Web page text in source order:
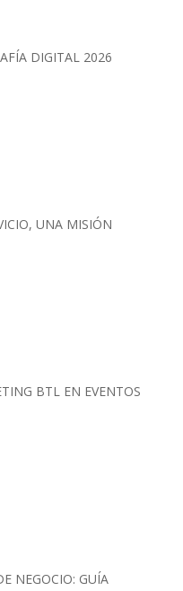
DIGITAL 2026
UNA MISIÓN
BTL EN EVENTOS
NEGOCIO: GUÍA